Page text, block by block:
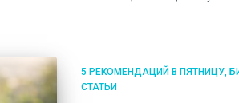
5 РЕКОМЕНДАЦИЙ В ПЯТНИЦУ
СТАТЬИ